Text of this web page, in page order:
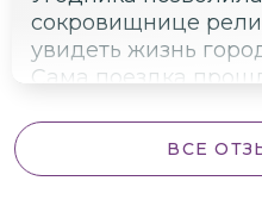
сокровищнице
увидеть жизнь
Сама поездка
ВСЕ